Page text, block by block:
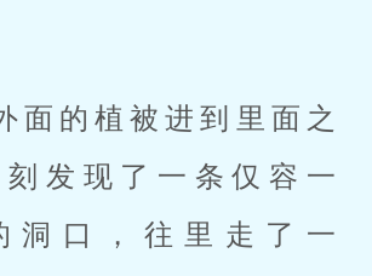
面的植被进到里面之
发现了一条仅容一
洞口，往里走了一